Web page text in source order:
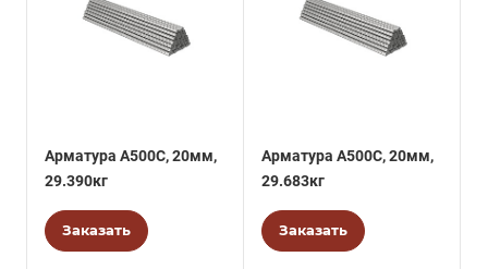
Арматура А500С, 20мм,
29.390кг
Заказать
Арматура А500С, 20мм,
29.683кг
Заказать